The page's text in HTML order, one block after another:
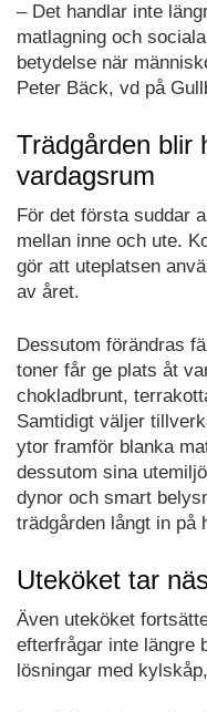
– Det handlar inte
matlagning och
betydelse när
Peter Bäck, vd på
Trädgården blir
vardagsrum
För det första suddar
mellan inne och ute.
gör att uteplatsen
av året.
Dessutom förändras
toner får ge plats åt
chokladbrunt,
Samtidigt väljer
ytor framför blanka
dessutom sina
dynor och smart
trädgården långt in på
Uteköket tar
Även uteköket
efterfrågar inte längre
lösningar med